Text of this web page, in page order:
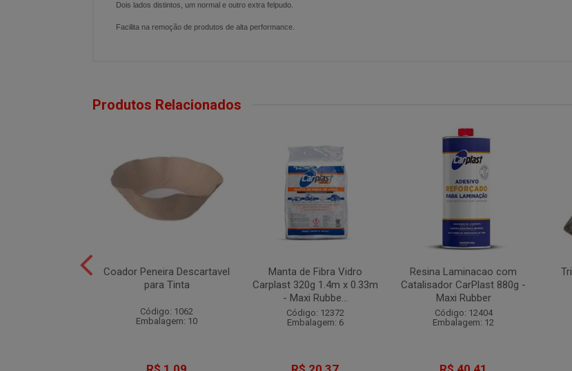
Dois lados distintos, um normal e outro extra felpudo.
Facilita na remoção de produtos de alta performance.
Produtos Relacionados
Coador Peneira Descartavel
para Tinta
Código: 1062
Embalagem: 10
Manta de Fibra Vidro
Carplast 320g 1.4m x 0.33m
- Maxi Rubbe...
Código: 12372
Embalagem: 6
Resina Laminacao com
Catalisador CarPlast 880g -
Maxi Rubber
Código: 12404
Embalagem: 12